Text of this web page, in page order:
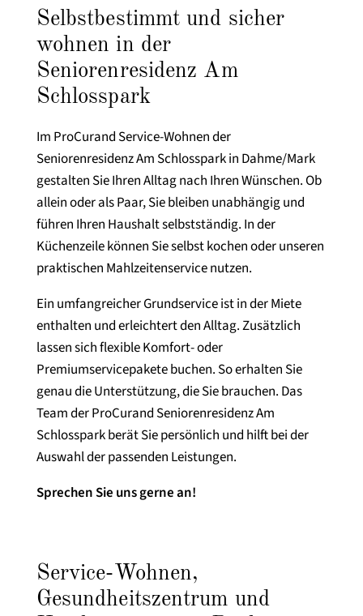
Selbstbestimmt und sicher
wohnen in der
Seniorenresidenz Am
Schlosspark
Im ProCurand Service-Wohnen der
Seniorenresidenz Am Schlosspark in Dahme/Mark
gestalten Sie Ihren Alltag nach Ihren Wünschen. Ob
allein oder als Paar, Sie bleiben unabhängig und
führen Ihren Haushalt selbstständig. In der
Küchenzeile können Sie selbst kochen oder unseren
praktischen Mahlzeitenservice nutzen.
Ein umfangreicher Grundservice ist in der Miete
enthalten und erleichtert den Alltag. Zusätzlich
lassen sich flexible Komfort- oder
Premiumservicepakete buchen. So erhalten Sie
genau die Unterstützung, die Sie brauchen. Das
Team der ProCurand Seniorenresidenz Am
Schlosspark berät Sie persönlich und hilft bei der
Auswahl der passenden Leistungen.
Sprechen Sie uns gerne an!
Service-Wohnen,
Gesundheitszentrum und